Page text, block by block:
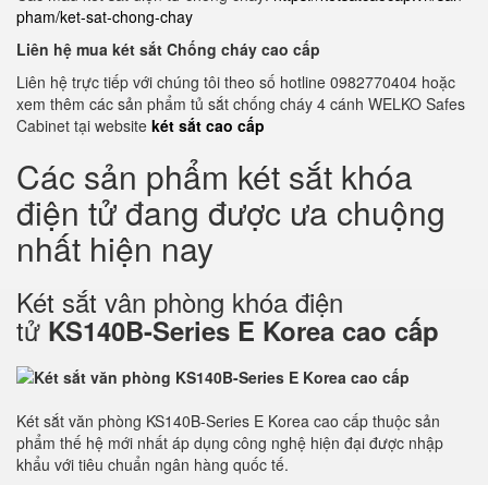
pham/ket-sat-chong-chay
Liên hệ mua két sắt Chống cháy cao cấp
Liên hệ trực tiếp với chúng tôi theo số hotline 0982770404 hoặc
xem thêm các sản phẩm tủ sắt chống cháy 4 cánh WELKO Safes
Cabinet tại website két sắt cao cấp
Các sản phẩm két sắt khóa
điện tử đang được ưa chuộng
nhất hiện nay
Két sắt vân phòng khóa điện
tử KS140B-Series E Korea cao cấp
Két sắt văn phòng KS140B-Series E Korea cao cấp thuộc sản
phẩm thế hệ mới nhất áp dụng công nghệ hiện đại được nhập
khẩu với tiêu chuẩn ngân hàng quốc tế.